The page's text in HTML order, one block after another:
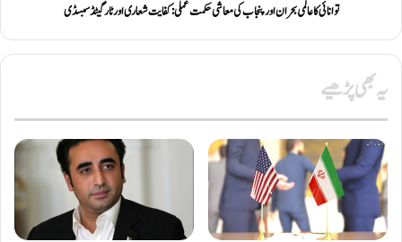
توانائی کا عالمی بحران اور پنجاب کی معاشی حکمت عملی: کفایت شعاری اور ٹارگیٹڈ سبسڈی
یہ بھی پڑھیے